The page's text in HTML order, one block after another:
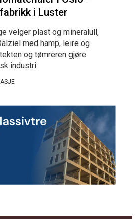
i Luster
velger plast og mineralull,
med hamp, leire og
og tømreren gjøre
industri.